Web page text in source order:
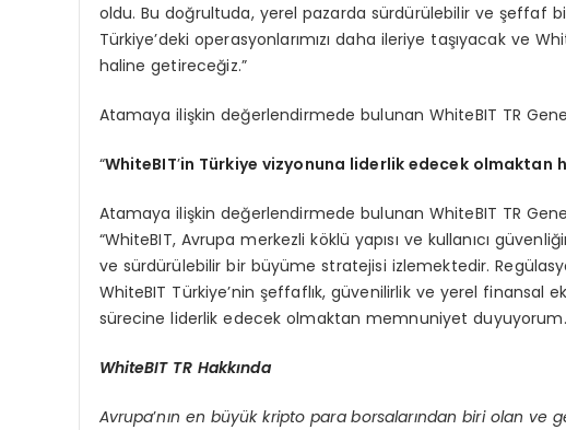
oldu. Bu doğrultuda, yerel pazarda sürdürülebilir ve şeffaf
Türkiye’deki operasyonlarımızı daha ileriye taşıyacak ve
haline getireceğiz.”
Atamaya ilişkin değerlendirmede bulunan WhiteBIT TR
“WhiteBIT’in Türkiye vizyonuna liderlik edecek olmaktan
Atamaya ilişkin değerlendirmede bulunan WhiteBIT TR
“WhiteBIT, Avrupa merkezli köklü yapısı ve kullanıcı
ve sürdürülebilir bir büyüme stratejisi izlemektedir.
WhiteBIT Türkiye’nin şeffaflık, güvenilirlik ve yerel
sürecine liderlik edecek olmaktan memnuniyet
WhiteBIT TR Hakkında
Avrupa’nın en büyük kripto para borsalarından biri olan ve